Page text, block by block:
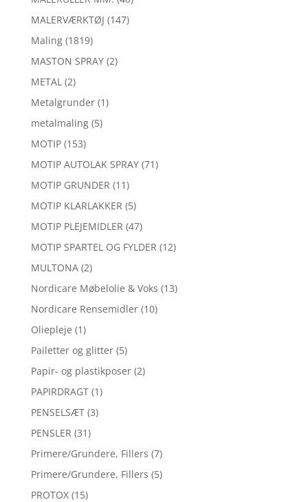
MALERVÆRKTØJ (147)
Maling (1819)
MASTON SPRAY (2)
METAL (2)
Metalgrunder (1)
metalmaling (5)
MOTIP (153)
MOTIP AUTOLAK SPRAY (71)
MOTIP GRUNDER (11)
MOTIP KLARLAKKER (5)
MOTIP PLEJEMIDLER (47)
MOTIP SPARTEL OG FYLDER (12)
MULTONA (2)
Nordicare Møbelolie & Voks (13)
Nordicare Rensemidler (10)
Oliepleje (1)
Pailetter og glitter (5)
Papir- og plastikposer (2)
PAPIRDRAGT (1)
PENSELSÆT (3)
PENSLER (31)
Primere/Grundere, Fillers (7)
Primere/Grundere, Fillers (5)
PROTOX (15)